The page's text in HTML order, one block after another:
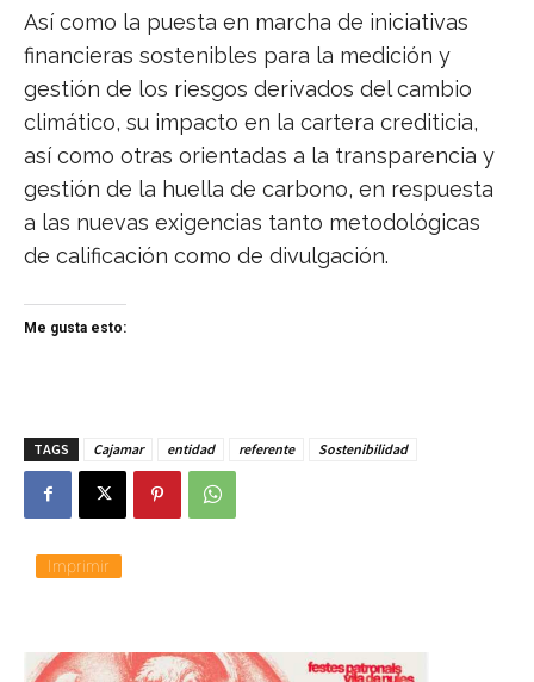
Así como la puesta en marcha de iniciativas
financieras sostenibles para la medición y
gestión de los riesgos derivados del cambio
climático, su impacto en la cartera crediticia,
así como otras orientadas a la transparencia y
gestión de la huella de carbono, en respuesta
a las nuevas exigencias tanto metodológicas
de calificación como de divulgación.
Me gusta esto:
TAGS Cajamar entidad referente Sostenibilidad
Imprimir